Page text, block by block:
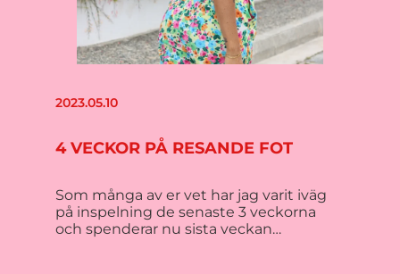
2023.05.10
4 VECKOR PÅ RESANDE FOT
Som många av er vet har jag varit iväg
på inspelning de senaste 3 veckorna
och spenderar nu sista veckan…